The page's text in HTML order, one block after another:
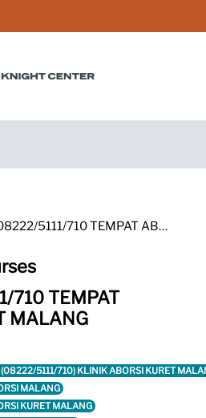
WA 08222/5111/710 TEMPAT ABORSI KURET MALANG
710 TEMPAT
MALANG
5111/710) KLINIK ABORSI KURET
MALANG
KURET MALANG